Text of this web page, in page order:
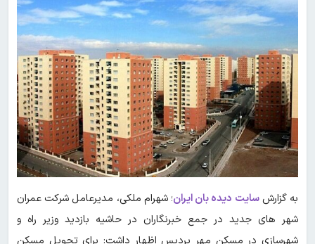
به گزارشسایت دیده بان ایران؛ شهرام ملکی، مدیرعامل شرکت عمران
شهر های جدید در جمع خبرنگاران در حاشیه بازدید وزیر راه و
شهرسازی در مسکن مهر پردیس اظهار داشت: برای تحویل مسکن